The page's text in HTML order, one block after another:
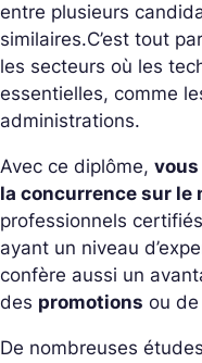
entre plusieurs
similaires.C’est tout
les secteurs où les
essentielles, comme
administrations.
Avec ce diplôme, vous
la concurrence sur le
professionnels
ayant un niveau
confère aussi un
des promotions ou de
De nombreuses